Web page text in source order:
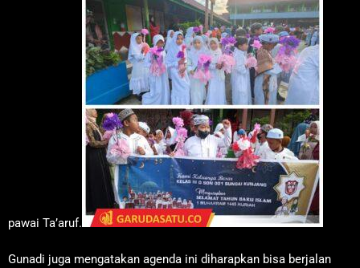
pawai Ta’aruf.
Gunadi juga mengatakan agenda ini diharapkan bisa berjalan